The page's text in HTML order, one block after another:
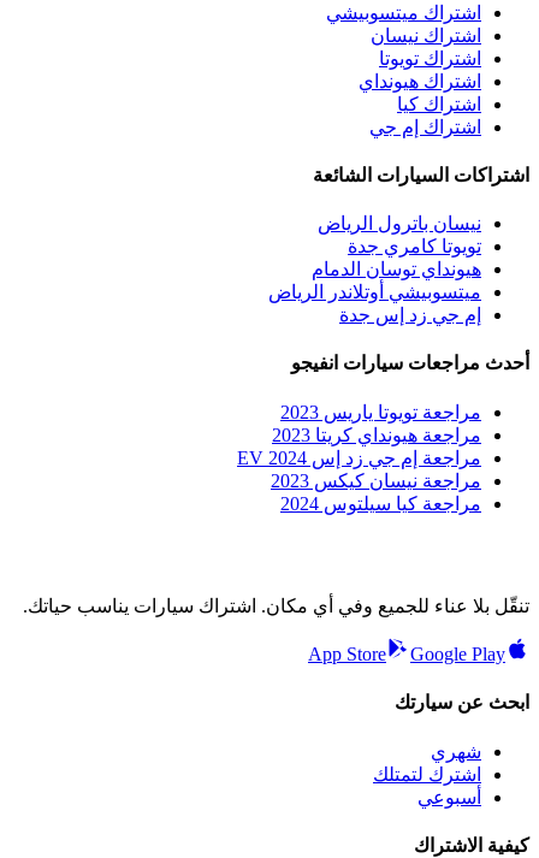
اشتراك ميتسوبيشي
اشتراك نيسان
اشتراك تويوتا
اشتراك هيونداي
اشتراك كيا
اشتراك إم جي
اشتراكات السيارات الشائعة
نيسان باترول الرياض
تويوتا كامري جدة
هيونداي توسان الدمام
ميتسوبيشي أوتلاندر الرياض
إم جي زد إس جدة
أحدث مراجعات سيارات انفيجو
مراجعة تويوتا ياريس 2023
مراجعة هيونداي كريتا 2023
مراجعة إم جي زد إس EV 2024
مراجعة نيسان كيكس 2023
مراجعة كيا سيلتوس 2024
تنقّل بلا عناء للجميع وفي أي مكان. اشتراك سيارات يناسب حياتك.
App Store Google Play
ابحث عن سيارتك
شهري
اشترك لتمتلك
أسبوعي
كيفية الاشتراك